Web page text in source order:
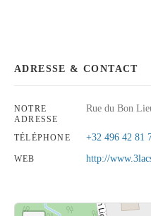
ADRESSE & CONTACT
NOTRE
ADRESSE
Rue du Bon
TÉLÉPHONE +32 496 42 81
WEB http://